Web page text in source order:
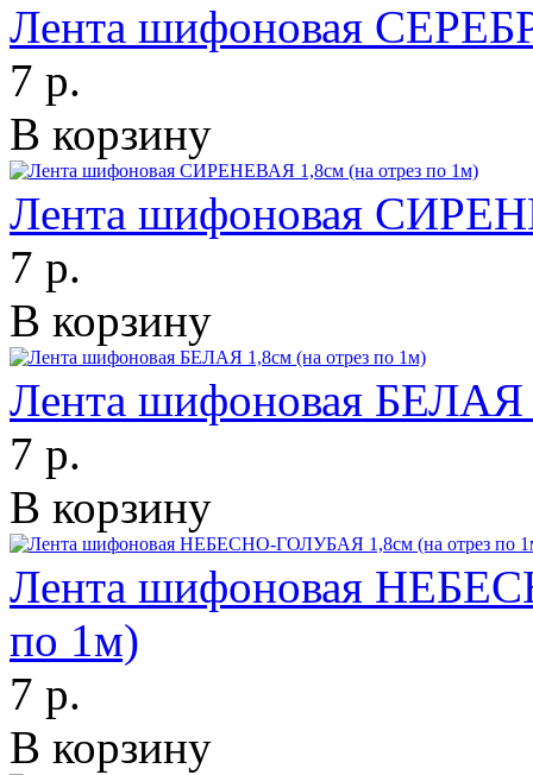
Лента шифоновая
7 р.
В корзину
Лента шифоновая
7 р.
В корзину
Лента шифоновая БЕЛАЯ
7 р.
В корзину
Лента шифоновая
по 1м)
7 р.
В корзину